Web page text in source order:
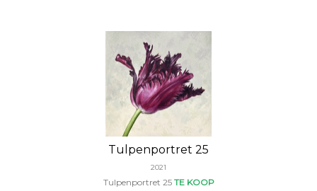
Tulpenportret 25
2021
Tulpenportret 25 TE KOOP